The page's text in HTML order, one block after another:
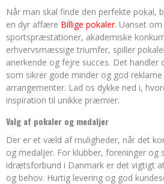
Når man skal finde den perfekte pokal,
en dyr affære Billige pokaler. Uanset
sportspræstationer, akademiske
erhvervsmæssige triumfer, spiller
anerkende og fejre succes. Det
som sikrer gode minder og god
arrangementer. Lad os dykke ned i,
inspiration til unikke præmier.
Valg af pokaler og medaljer
Der er et væld af muligheder, når det
og medaljer. For klubber, foreninger og
idrætsforbund i Danmark er det vigtigt
og behov. Hurtig levering og god